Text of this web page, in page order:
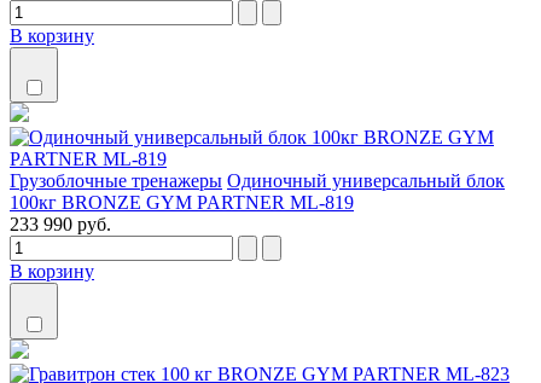
В корзину
Грузоблочные тренажеры Одиночный универсальный блок
100кг BRONZE GYM PARTNER ML-819
233 990 руб.
В корзину